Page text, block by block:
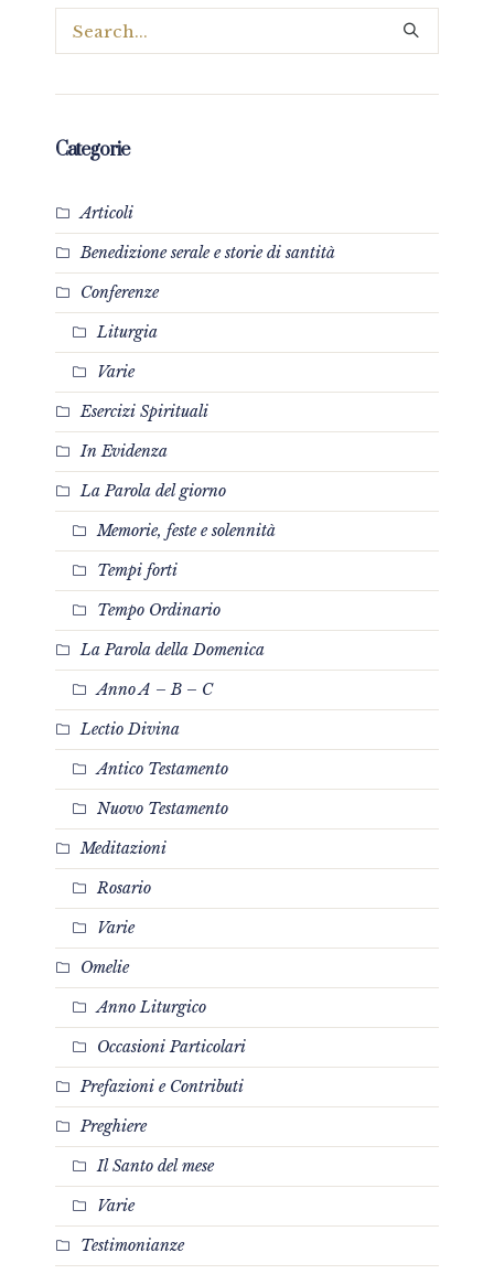
Categorie
Articoli
Benedizione serale e storie di santità
Conferenze
Liturgia
Varie
Esercizi Spirituali
In Evidenza
La Parola del giorno
Memorie, feste e solennità
Tempi forti
Tempo Ordinario
La Parola della Domenica
Anno A – B – C
Lectio Divina
Antico Testamento
Nuovo Testamento
Meditazioni
Rosario
Varie
Omelie
Anno Liturgico
Occasioni Particolari
Prefazioni e Contributi
Preghiere
Il Santo del mese
Varie
Testimonianze